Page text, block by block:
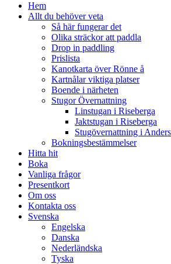
Hem
Allt du behöver veta
Så här fungerar det
Olika sträckor att paddla
Drop in paddling
Prislista
Kanotkarta över Rönne å
Kartnålar viktiga platser
Boende i närheten
Stugor Övernattning
Linstugan i Riseberga
Jaktstugan i Riseberga
Stugövernattning i
Bokningsbestämmelser
Hitta hit
Boka
Vanliga frågor
Presentkort
Om oss
Kontakta oss
Svenska
Engelska
Danska
Nederländska
Tyska